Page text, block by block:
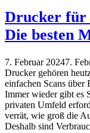
Drucker für
Die besten
7. Februar 20247.
Drucker gehören
einfachen Scans über
Immer wieder gibt es
privaten Umfeld
verrät, wie groß die
Deshalb sind